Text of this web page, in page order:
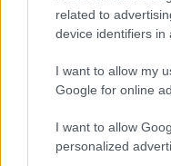
related to
device identifiers in
I want to allow my
Google for online
I want to allow
personalized
16η θέση στο σύνολο
ανέρχεται σε 75,91